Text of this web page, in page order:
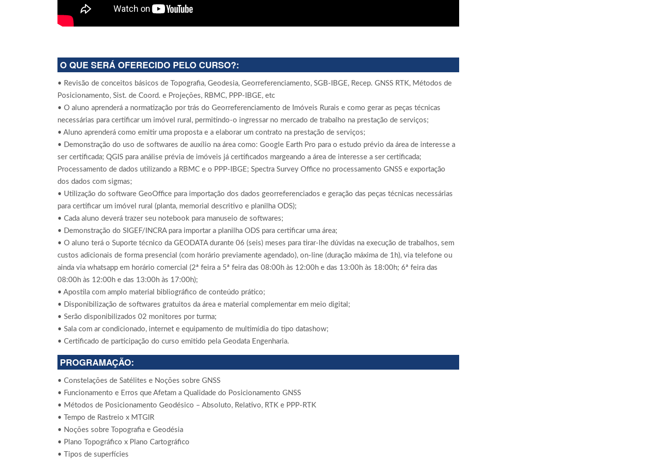
O QUE SERÁ OFERECIDO PELO CURSO?:
• Revisão de conceitos básicos de Topografia, Geodesia, Georreferenciamento, SGB-IBGE, Recep. GNSS RTK, Métodos de
Posicionamento, Sist. de Coord. e Projeções, RBMC, PPP-IBGE, etc
• O aluno aprenderá a normatização por trás do Georreferenciamento de Imóveis Rurais e como gerar as peças técnicas
necessárias para certificar um imóvel rural, permitindo-o ingressar no mercado de trabalho na prestação de serviços;
• Aluno aprenderá como emitir uma proposta e a elaborar um contrato na prestação de serviços;
• Demonstração do uso de softwares de auxílio na área como: Google Earth Pro para o estudo prévio da área de interesse a
ser certificada; QGIS para análise prévia de imóveis já certificados margeando a área de interesse a ser certificada;
Processamento de dados utilizando a RBMC e o PPP-IBGE; Spectra Survey Office no processamento GNSS e exportação
dos dados com sigmas;
• Utilização do software GeoOffice para importação dos dados georreferenciados e geração das peças técnicas necessárias
para certificar um imóvel rural (planta, memorial descritivo e planilha ODS);
• Cada aluno deverá trazer seu notebook para manuseio de softwares;
• Demonstração do SIGEF/INCRA para importar a planilha ODS para certificar uma área;
• O aluno terá o Suporte técnico da GEODATA durante 06 (seis) meses para tirar-lhe dúvidas na execução de trabalhos, sem
custos adicionais de forma presencial (com horário previamente agendado), on-line (duração máxima de 1h), via telefone ou
ainda via whatsapp em horário comercial (2ª feira a 5ª feira das 08:00h às 12:00h e das 13:00h às 18:00h; 6ª feira das
08:00h às 12:00h e das 13:00h às 17:00h);
• Apostila com amplo material bibliográfico de conteúdo prático;
• Disponibilização de softwares gratuitos da área e material complementar em meio digital;
• Serão disponibilizados 02 monitores por turma;
• Sala com ar condicionado, internet e equipamento de multimídia do tipo datashow;
• Certificado de participação do curso emitido pela Geodata Engenharia.
PROGRAMAÇÃO:
• Constelações de Satélites e Noções sobre GNSS
• Funcionamento e Erros que Afetam a Qualidade do Posicionamento GNSS
• Métodos de Posicionamento Geodésico – Absoluto, Relativo, RTK e PPP-RTK
• Tempo de Rastreio x MTGIR
• Noções sobre Topografia e Geodésia
• Plano Topográfico x Plano Cartográfico
• Tipos de superfícies